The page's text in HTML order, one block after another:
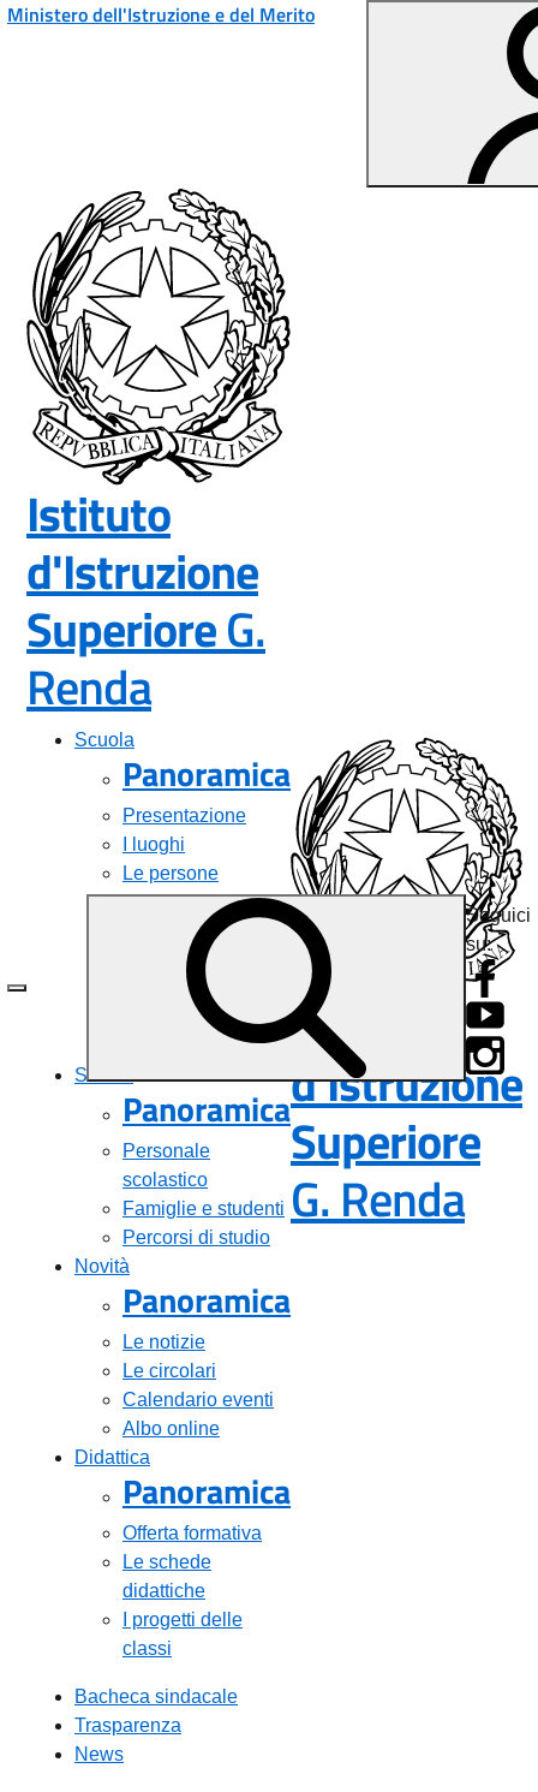
Vai ai contenuti
Vai al menu di navigazione
Vai al footer
Ministero dell'Istruzione e del Merito
Istituto
d'Istruzione
SuperioreG.
Renda— Visita la pagina
Scuola
Panoramica
Presentazione
I luoghi
Le persone
I numeri della
Le carte della
Organizzazione
Servizi
Panoramica
Personale
scolastico
Famiglie e studenti
Percorsi di studio
Novità
Panoramica
Le notizie
Le circolari
Calendario eventi
Albo online
Didattica
Panoramica
Offerta formativa
Le schede
didattiche
I progetti delle
classi
Bacheca sindacale
Trasparenza
News
Istituto
d'Istruzione
Superiore
G. Renda—
Seguici
su: